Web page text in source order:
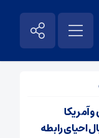
آمریکا
احیای رابطه